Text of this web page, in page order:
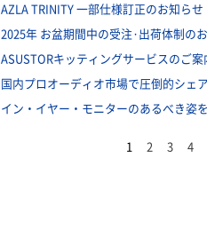
AZLA TRINITY 一部仕様訂正のお知らせ
2025年 お盆期間中の受注·出荷体制の
ASUSTORキッティングサービスのご案
国内プロオーディオ市場で圧倒的シェ
イン・イヤー・モニターのあるべき姿
1 2 3 4